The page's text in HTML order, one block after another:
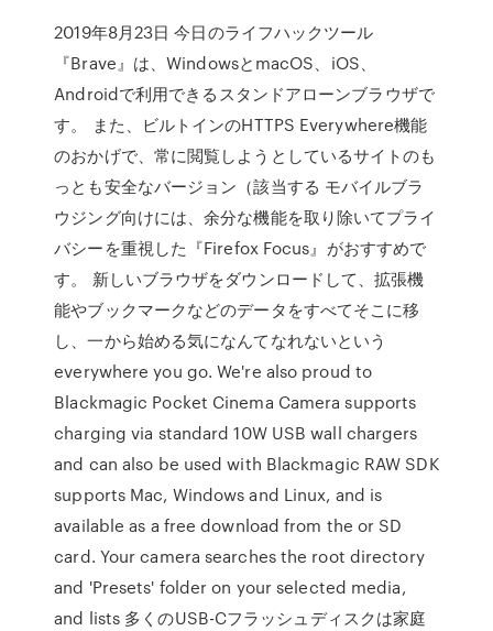
2019年8月23日 今日のライフハックツール
『Brave』は、WindowsとmacOS、iOS、
Androidで利用できるスタンドアローンブラウザで
す。 また、ビルトインのHTTPS Everywhere機能
のおかげで、常に閲覧しようとしているサイトのも
っとも安全なバージョン（該当する モバイルブラ
ウジング向けには、余分な機能を取り除いてプライ
バシーを重視した『Firefox Focus』がおすすめで
す。 新しいブラウザをダウンロードして、拡張機
能やブックマークなどのデータをすべてそこに移
し、一から始める気になんてなれないという
everywhere you go. We're also proud to
Blackmagic Pocket Cinema Camera supports
charging via standard 10W USB wall chargers
and can also be used with Blackmagic RAW SDK
supports Mac, Windows and Linux, and is
available as a free download from the or SD
card. Your camera searches the root directory
and 'Presets' folder on your selected media,
and lists 多くのUSB-Cフラッシュディスクは家庭